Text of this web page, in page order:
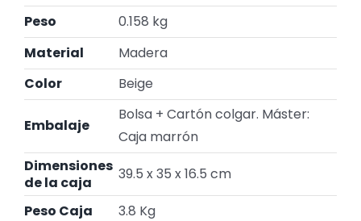
Peso
0.158 kg
Material
Madera
Color
Beige
Embalaje
Bolsa + Cartón colgar. Máster:
Caja marrón
Dimensiones
de la caja
39.5 x 35 x 16.5 cm
Peso Caja
3.8 Kg